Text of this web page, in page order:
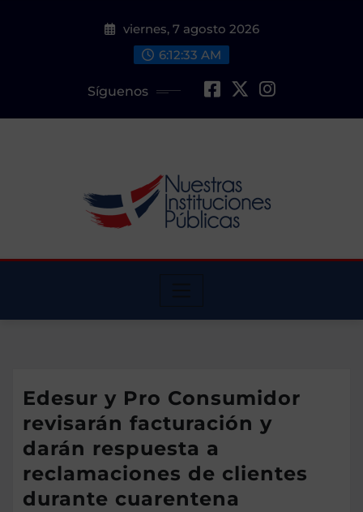
viernes, 7 agosto 2026
6:12:34 AM
Síguenos
Edesur y Pro Consumidor
revisarán facturación y
darán respuesta a
reclamaciones de clientes
durante cuarentena